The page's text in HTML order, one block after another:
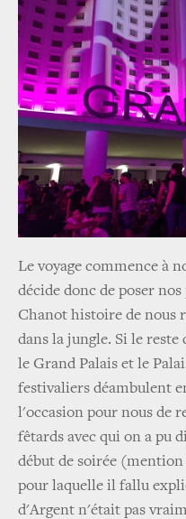
Le voyage commence à
décide donc de poser
Chanot histoire de nous
dans la jungle. Si le
le Grand Palais et le
festivaliers déambulent
l'occasion pour nous de
fêtards avec qui on a pu
début de soirée
pour laquelle il fallu
d'Argent n'était pas